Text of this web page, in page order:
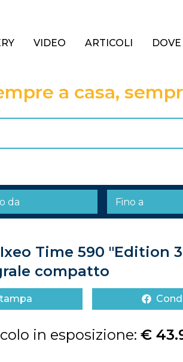
VIDEO ARTICOLI
a casa,
Time 590 "Edition
compatto
in esposizione: €